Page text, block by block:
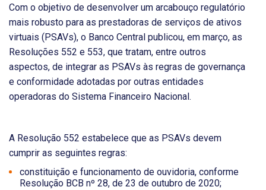
Com o objetivo de desenvolver um arcabouço regulatório
mais robusto para as prestadoras de serviços de ativos
virtuais (PSAVs), o Banco Central publicou, em março, as
Resoluções 552 e 553, que tratam, entre outros
aspectos, de integrar as PSAVs às regras de governança
e conformidade adotadas por outras entidades
operadoras do Sistema Financeiro Nacional.
A Resolução 552 estabelece que as PSAVs devem
cumprir as seguintes regras:
constituição e funcionamento de ouvidoria, conforme
Resolução BCB nº 28, de 23 de outubro de 2020;